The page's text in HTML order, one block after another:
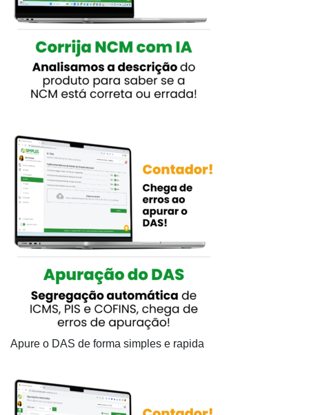
Apure o DAS de forma simples e rapida